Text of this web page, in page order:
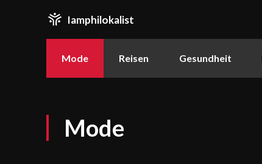
Iamphilokalist
Mode Reisen Gesundheit
Mode